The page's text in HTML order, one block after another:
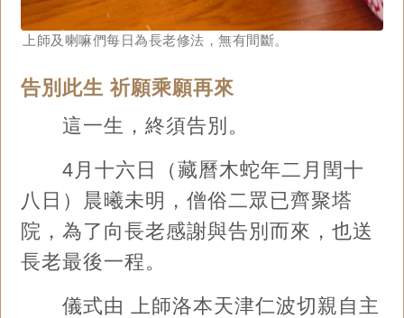
上師及喇嘛們每日為長老修法，無有間斷。
告別此生 祈願乘願再來
這一生，終須告別。
4月十六日（藏曆木蛇年二月閏十
八日）晨曦未明，僧俗二眾已齊聚塔
院，為了向長老感謝與告別而來，也送
長老最後一程。
儀式由 上師洛本天津仁波切親自主